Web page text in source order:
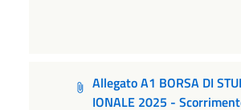
Allegato A1 BORSA DI
IONALE 2025 -